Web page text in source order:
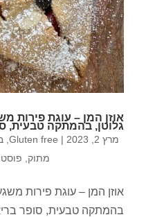
אוזן המן – עוגת פירות
גלוטן, בהמתקה טבעית,
מרץ 2, 2023 |
Gluten free
מתוק
אוזן המן – עוגת פירות
בהמתקה טבעית, סופר